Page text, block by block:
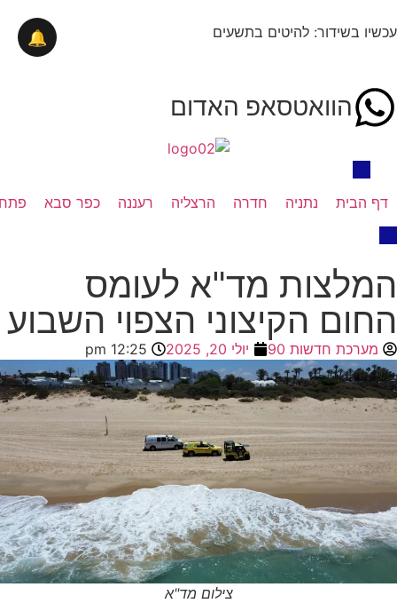
עכשיו בשידור: להיטים בתשעים
הוואטסאפ האדום
דף הבית נתניה חדרה הרצליה רעננה כפר סבא
המלצות מד"א לעומס
החום הקיצוני הצפוי השבוע
מערכת חדשות 90 יולי 20, 2025 12:25 pm
צילום מד"א
🔔